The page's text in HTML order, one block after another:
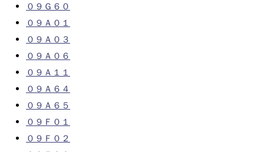
０９Ｇ６０
０９Ａ０１
０９Ａ０３
０９Ａ０６
０９Ａ１１
０９Ａ６４
０９Ａ６５
０９Ｆ０１
０９Ｆ０２